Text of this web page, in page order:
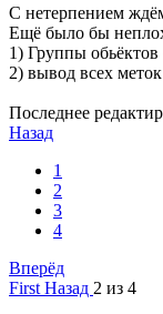
С нетерпением
Ещё было бы
1) Группы
2) вывод всех
Последнее
Назад
1
2
3
4
Вперёд
First Назад 2 из 4